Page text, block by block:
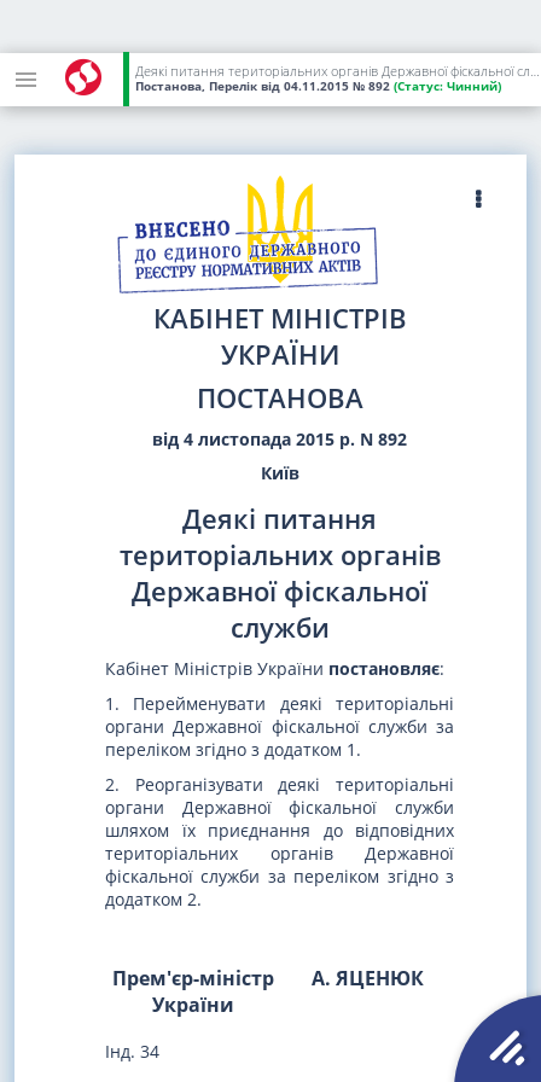
Деякі питання територіальних органів Державної фіскальної служби
Постанова, Перелік від 04.11.2015 № 892 (Статус: Чинний)
КАБІНЕТ МІНІСТРІВ
УКРАЇНИ
ПОСТАНОВА
від 4 листопада 2015 р. N 892
Київ
Деякі питання
територіальних органів
Державної фіскальної
служби
Кабінет Міністрів України постановляє:
1. Перейменувати деякі територіальні
органи Державної фіскальної служби за
переліком згідно з додатком 1.
2. Реорганізувати деякі територіальні
органи Державної фіскальної служби
шляхом їх приєднання до відповідних
територіальних органів Державної
фіскальної служби за переліком згідно з
додатком 2.
Прем'єр-міністр
України
А. ЯЦЕНЮК
Інд. 34